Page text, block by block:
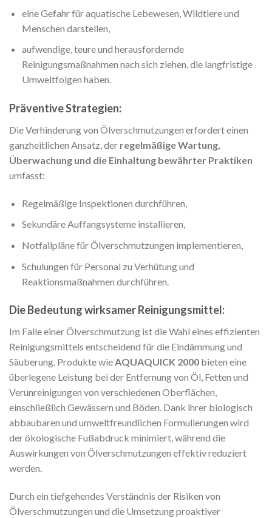
eine Gefahr für aquatische Lebewesen, Wildtiere und
Menschen darstellen,
aufwendige, teure und herausfordernde
Reinigungsmaßnahmen nach sich ziehen, die langfristige
Umweltfolgen haben.
Präventive Strategien:
Die Verhinderung von Ölverschmutzungen erfordert einen
ganzheitlichen Ansatz, der regelmäßige Wartung,
Überwachung und die Einhaltung bewährter Praktiken
umfasst:
Regelmäßige Inspektionen durchführen,
Sekundäre Auffangsysteme installieren,
Notfallpläne für Ölverschmutzungen implementieren,
Schulungen für Personal zu Verhütung und
Reaktionsmaßnahmen durchführen.
Die Bedeutung wirksamer Reinigungsmittel:
Im Falle einer Ölverschmutzung ist die Wahl eines effizienten
Reinigungsmittels entscheidend für die Eindämmung und
Säuberung. Produkte wieAQUAQUICK 2000 bieten eine
überlegene Leistung bei der Entfernung von Öl, Fetten und
Verunreinigungen von verschiedenen Oberflächen,
einschließlich Gewässern und Böden. Dank ihrer biologisch
abbaubaren und umweltfreundlichen Formulierungen wird
der ökologische Fußabdruck minimiert, während die
Auswirkungen von Ölverschmutzungen effektiv reduziert
werden.
Durch ein tiefgehendes Verständnis der Risiken von
Ölverschmutzungen und die Umsetzung proaktiver